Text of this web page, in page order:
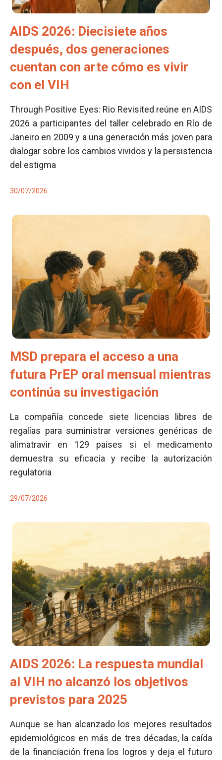
AIDS 2026: Diecisiete años
después, dos generaciones
cuentan con arte cómo es vivir
con el VIH
Through Positive Eyes: Rio Revisited reúne en AIDS
2026 a participantes del taller celebrado en Río de
Janeiro en 2009 y a una generación más joven para
dialogar sobre los cambios vividos y la persistencia
del estigma
30/07/2026
MSD prepara el acceso a una
futura PrEP oral mensual mientras
continúa su investigación
La compañía concede siete licencias libres de
regalías para suministrar versiones genéricas de
alimatravir en 129 países si el medicamento
demuestra su eficacia y recibe la autorización
regulatoria
29/07/2026
AIDS 2026: La respuesta mundial
al VIH no alcanzó los objetivos
previstos para 2025
Aunque se han alcanzado los mejores resultados
epidemiológicos en más de tres décadas, la caída
de la financiación frena los logros y deja el futuro